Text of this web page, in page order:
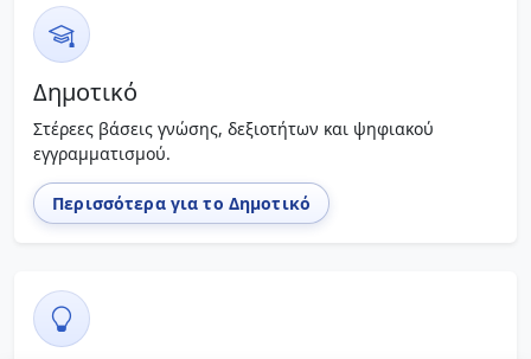
Δημοτικό
Στέρεες βάσεις γνώσης, δεξιοτήτων και ψηφιακού
εγγραμματισμού.
Περισσότερα για το Δημοτικό